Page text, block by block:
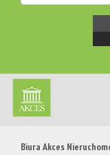
Biura Akces